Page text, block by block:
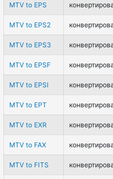
MTV to EPS
MTV to EPS2
MTV to EPS3
MTV to EPSF
MTV to EPSI
MTV to EPT
MTV to EXR
MTV to FAX
MTV to FITS